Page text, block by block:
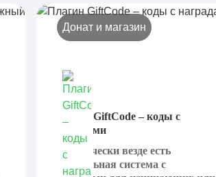
Донат и магазин
Плагин GiftCode – коды с
наградами
Практически везде есть
специальная система с